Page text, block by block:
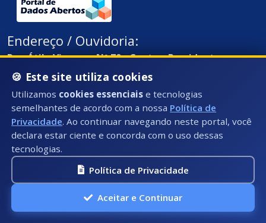
Endereço / Ouvidoria:
Rua Átila Vivaqua, Nº 79 - Centro, Presidente
Kennedy - ES, CEP: 29350-000
🍪 Este site utiliza cookies
Utilizamos cookies essenciais e tecnologias
semelhantes de acordo com a nossa Política de
Privacidade. Ao continuar navegando neste portal, você
declara estar ciente e concorda com o uso dessas
tecnologias.
Política de Privacidade
Aceitar e Continuar